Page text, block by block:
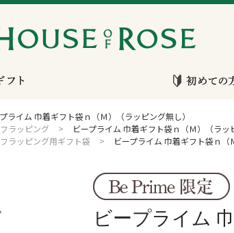
ライム 巾着ギフト袋ｎ（Ｍ）（ラッピング無し）
ラッピング >
ビープライム 巾着ギフト袋ｎ（Ｍ）（ラッ
ラッピング用ギフト袋 > ビープライム 巾着ギフト袋ｎ（
ビープライム